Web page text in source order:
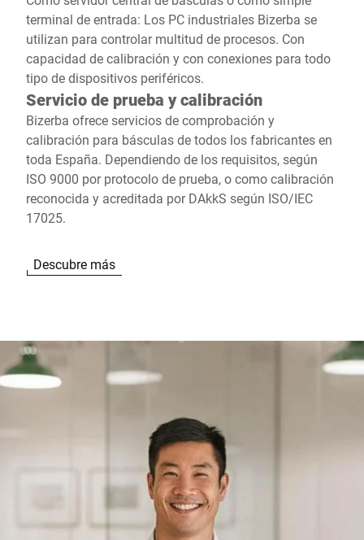
terminal de entrada: Los PC industriales Bizerba se
utilizan para controlar multitud de procesos. Con
capacidad de calibración y con conexiones para todo
tipo de dispositivos periféricos.
Servicio de prueba y calibración
Bizerba ofrece servicios de comprobación y
calibración para básculas de todos los fabricantes en
toda España. Dependiendo de los requisitos, según
ISO 9000 por protocolo de prueba, o como calibración
reconocida y acreditada por DAkkS según ISO/IEC
17025.
Descubre más